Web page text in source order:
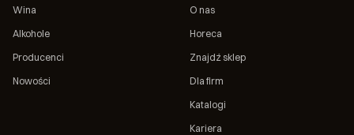
Wina
Alkohole
Producenci
Nowości
O nas
Horeca
Znajdź sklep
Dla firm
Katalogi
Kariera